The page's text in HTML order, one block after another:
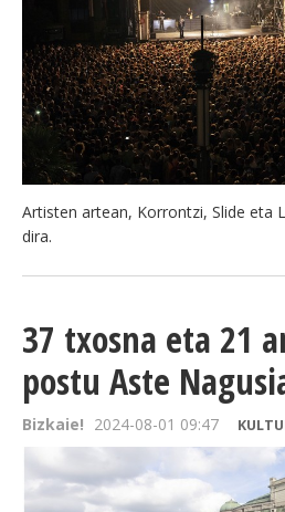
Artisten artean, Korrontzi, Slide eta
dira.
37 txosna eta 21
postu Aste
Bizkaie! 2024-08-01 09:47